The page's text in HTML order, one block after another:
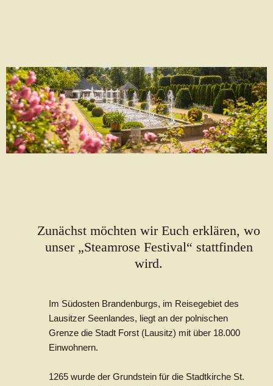
Zunächst möchten wir Euch erklären, wo
unser „Steamrose Festival“ stattfinden
wird.
Im Südosten Brandenburgs, im Reisegebiet des
Lausitzer Seenlandes, liegt an der polnischen
Grenze die Stadt Forst (Lausitz) mit über 18.000
Einwohnern.
1265 wurde der Grundstein für die Stadtkirche St.